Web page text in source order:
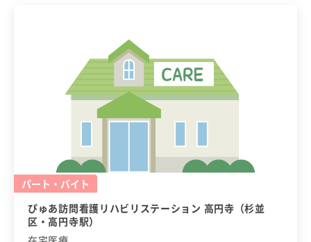
パート・バイト
ぴゅあ訪問看護リハビリステーション 高円寺（杉並
区・高円寺駅）